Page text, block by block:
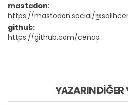
mastadon:
https://mastodon.social/
github:
https://github.com/cenap
YAZARIN DIĞER